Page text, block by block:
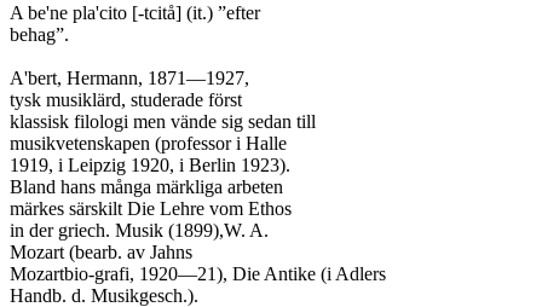
A be'ne pla'cito [-tcitå] (it.) ”efter
behag”.
A'bert, Hermann, 1871—1927,
tysk musiklärd, studerade först
klassisk filologi men vände sig sedan till
musikvetenskapen (professor i Halle
1919, i Leipzig 1920, i Berlin 1923).
Bland hans många märkliga arbeten
märkes särskilt Die Lehre vom Ethos
in der griech. Musik (1899),W. A.
Mozart (bearb. av Jahns
Mozartbio-grafi, 1920—21), Die Antike (i Adlers
Handb. d. Musikgesch.).